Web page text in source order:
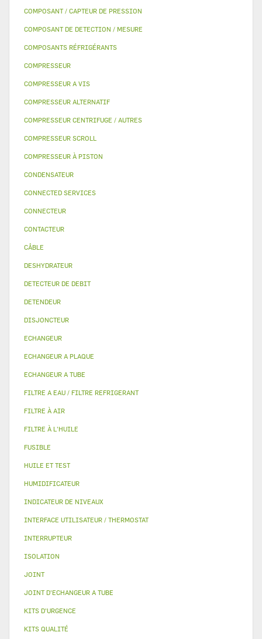
COMPOSANT / CAPTEUR DE PRESSION
COMPOSANT DE DETECTION / MESURE
COMPOSANTS RÉFRIGÉRANTS
COMPRESSEUR
COMPRESSEUR A VIS
COMPRESSEUR ALTERNATIF
COMPRESSEUR CENTRIFUGE / AUTRES
COMPRESSEUR SCROLL
COMPRESSEUR À PISTON
CONDENSATEUR
CONNECTED SERVICES
CONNECTEUR
CONTACTEUR
CÂBLE
DESHYDRATEUR
DETECTEUR DE DEBIT
DETENDEUR
DISJONCTEUR
ECHANGEUR
ECHANGEUR A PLAQUE
ECHANGEUR A TUBE
FILTRE A EAU / FILTRE REFRIGERANT
FILTRE À AIR
FILTRE À L'HUILE
FUSIBLE
HUILE ET TEST
HUMIDIFICATEUR
INDICATEUR DE NIVEAUX
INTERFACE UTILISATEUR / THERMOSTAT
INTERRUPTEUR
ISOLATION
JOINT
JOINT D'ECHANGEUR A TUBE
KITS D'URGENCE
KITS QUALITÉ